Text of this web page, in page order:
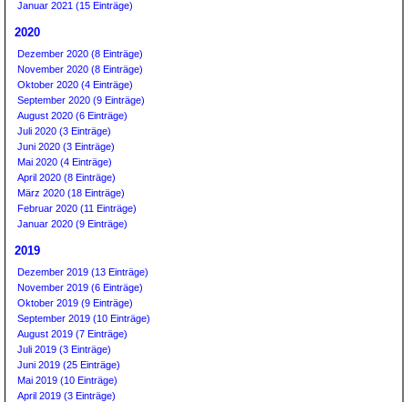
Januar 2021 (15 Einträge)
2020
Dezember 2020 (8 Einträge)
November 2020 (8 Einträge)
Oktober 2020 (4 Einträge)
September 2020 (9 Einträge)
August 2020 (6 Einträge)
Juli 2020 (3 Einträge)
Juni 2020 (3 Einträge)
Mai 2020 (4 Einträge)
April 2020 (8 Einträge)
März 2020 (18 Einträge)
Februar 2020 (11 Einträge)
Januar 2020 (9 Einträge)
2019
Dezember 2019 (13 Einträge)
November 2019 (6 Einträge)
Oktober 2019 (9 Einträge)
September 2019 (10 Einträge)
August 2019 (7 Einträge)
Juli 2019 (3 Einträge)
Juni 2019 (25 Einträge)
Mai 2019 (10 Einträge)
April 2019 (3 Einträge)